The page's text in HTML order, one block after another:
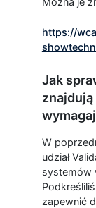
https://
Jak
W
udział
systemów
zapewnić